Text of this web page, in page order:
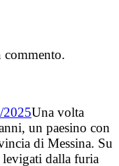
commento.
2025Una volta
un paesino con
di Messina. Su
dalla furia